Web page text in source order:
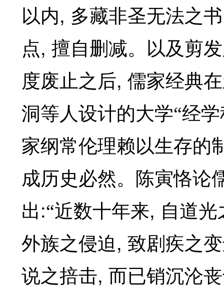
以内, 多藏非圣无法之书
点, 擅自删减。以及剪
度废止之后, 儒家经典
洞等人设计的大学“经
家纲常伦理赖以生存的
成历史必然。陈寅恪论
出 :“近数十年来, 自道光
外族之侵迫 , 致剧疾之
说之掊击, 而已销沉沦